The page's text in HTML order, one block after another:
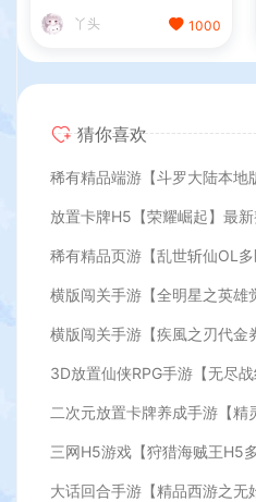
DK授权后台+详细搭建教程
丫头 1000
猜你喜欢